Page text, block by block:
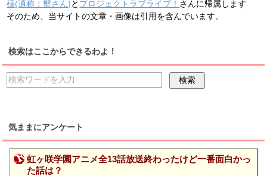
様(通称：蟹さん)と プロジェクトラブライブ！ さんに帰属します
そのため、当サイトの文章・画像は引用を含んでいます。
検索はここからできるわよ！
気ままにアンケート
虹ヶ咲学園アニメ全13話放送終わったけど一番面白かっ
た話は？